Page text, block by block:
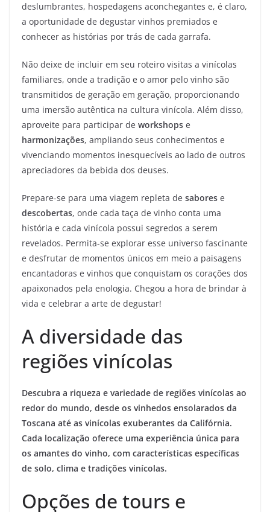
deslumbrantes, hospedagens aconchegantes e, é claro,
a oportunidade de degustar vinhos premiados e
conhecer as histórias por trás de cada garrafa.
Não deixe de incluir em seu roteiro visitas a vinícolas
familiares, onde a tradição e o amor pelo vinho são
transmitidos de geração em geração, proporcionando
uma imersão autêntica na cultura vinícola. Além disso,
aproveite para participar de workshops e
harmonizações, ampliando seus conhecimentos e
vivenciando momentos inesquecíveis ao lado de outros
apreciadores da bebida dos deuses.
Prepare-se para uma viagem repleta de sabores e
descobertas, onde cada taça de vinho conta uma
história e cada vinícola possui segredos a serem
revelados. Permita-se explorar esse universo fascinante
e desfrutar de momentos únicos em meio a paisagens
encantadoras e vinhos que conquistam os corações dos
apaixonados pela enologia. Chegou a hora de brindar à
vida e celebrar a arte de degustar!
A diversidade das
regiões vinícolas
Descubra a riqueza e variedade de regiões vinícolas ao
redor do mundo, desde os vinhedos ensolarados da
Toscana até as vinícolas exuberantes da Califórnia.
Cada localização oferece uma experiência única para
os amantes do vinho, com características específicas
de solo, clima e tradições vinícolas.
Opções de tours e